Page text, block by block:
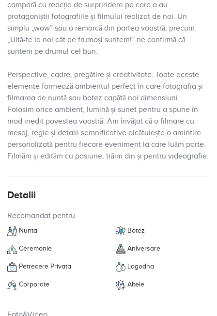
compară cu reacția de surprindere pe care o au
protagoniștii fotografiile și filmului realizat de noi. Un
simplu „wow” sau o remarcă din partea voastră, precum:
„Uită-te la noi cât de frumoși suntem!” ne confirmă că
suntem pe drumul cel bun.
Perspective, cadre, pregătire și creativitate. Toate aceste
elemente formează ambientul perfect în care fotografia și
filmarea de nuntă sau botez capătă noi dimensiuni.
Folosim orice ambient, lumină și sunet pentru a spune în
mod inedit povestea voastră. Am învățat că o filmare cu
mesaj, regie și detalii semnificative alcătuiește o amintire
personalizată pentru fiecare eveniment la care luăm parte.
Filmăm și edităm cu pasiune, trăim din și pentru videografie.
Detalii
Recomandat pentru
Nunta Botez
Ceremonie Aniversare
Petrecere Privata Logodna
Corporate Altele